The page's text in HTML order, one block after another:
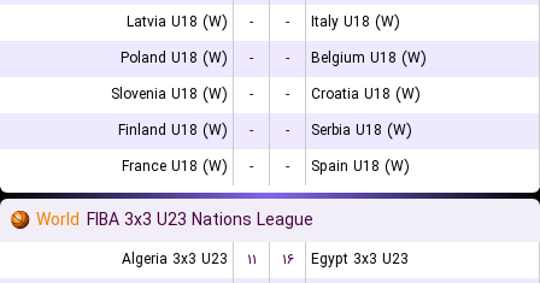
Latvia U18 (W)
- -
Italy U18 (W)
Poland U18 (W)
- -
Belgium U18 (W)
Slovenia U18 (W)
- -
Croatia U18 (W)
Finland U18 (W)
- -
Serbia U18 (W)
France U18 (W)
- - Spain U18 (W)
World FIBA 3x3 U23 Nations League
Algeria 3x3 U23 ۱۱ ۱۶
Egypt 3x3 U23